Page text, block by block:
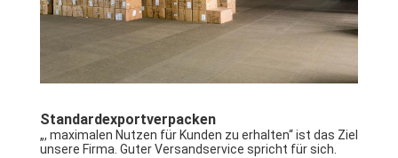
Standardexportverpacken
„, maximalen Nutzen für Kunden zu erhalten“ ist das Ziel
unsere Firma. Guter Versandservice spricht für sich.